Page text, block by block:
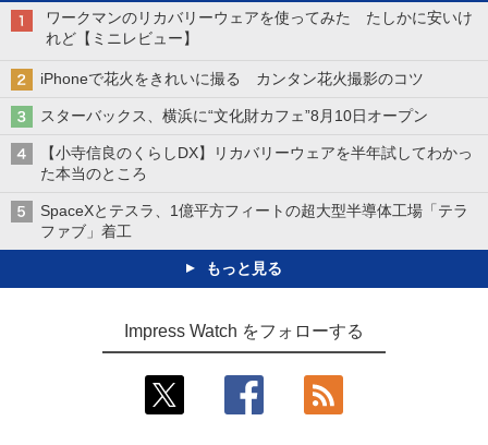
ワークマンのリカバリーウェアを使ってみた たしかに安いけ
れど【ミニレビュー】
iPhoneで花火をきれいに撮る カンタン花火撮影のコツ
スターバックス、横浜に“文化財カフェ”8月10日オープン
【小寺信良のくらしDX】リカバリーウェアを半年試してわかっ
た本当のところ
SpaceXとテスラ、1億平方フィートの超大型半導体工場「テラ
ファブ」着工
もっと見る
Impress Watch をフォローする